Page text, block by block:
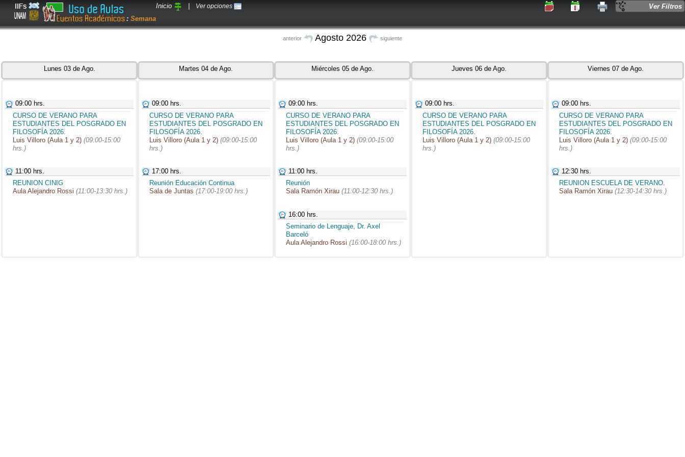
: Semana
Inicio Ver opciones Ver Filtros
anterior Agosto 2026 siguiente
Lunes 03 de Ago. Martes 04 de Ago. Miércoles 05 de Ago. Jueves 06 de Ago. Viernes 07 de Ago.
09:00 hrs.
CURSO DE VERANO PARA
ESTUDIANTES DEL POSGRADO EN
FILOSOFÍA 2026.
Luis Villoro (Aula 1 y 2) (09:00-15:00
hrs.)
11:00 hrs.
REUNION CINIG
Aula Alejandro Rossi (11:00-13:30 hrs.)
09:00 hrs.
CURSO DE VERANO PARA
ESTUDIANTES DEL POSGRADO EN
FILOSOFÍA 2026.
Luis Villoro (Aula 1 y 2) (09:00-15:00
hrs.)
17:00 hrs.
Reunión Educación Continua
Sala de Juntas (17:00-19:00 hrs.)
09:00 hrs.
CURSO DE VERANO PARA
ESTUDIANTES DEL POSGRADO EN
FILOSOFÍA 2026.
Luis Villoro (Aula 1 y 2) (09:00-15:00
hrs.)
11:00 hrs.
Reunión
Sala Ramón Xirau (11:00-12:30 hrs.)
16:00 hrs.
Seminario de Lenguaje, Dr. Axel
Barceló
Aula Alejandro Rossi (16:00-18:00 hrs.)
09:00 hrs.
CURSO DE VERANO PARA
ESTUDIANTES DEL POSGRADO EN
FILOSOFÍA 2026.
Luis Villoro (Aula 1 y 2) (09:00-15:00
hrs.)
09:00 hrs.
CURSO DE VERANO PARA
ESTUDIANTES DEL POSGRADO EN
FILOSOFÍA 2026.
Luis Villoro (Aula 1 y 2) (09:00-15:00
hrs.)
12:30 hrs.
REUNION ESCUELA DE VERANO.
Sala Ramón Xirau (12:30-14:30 hrs.)